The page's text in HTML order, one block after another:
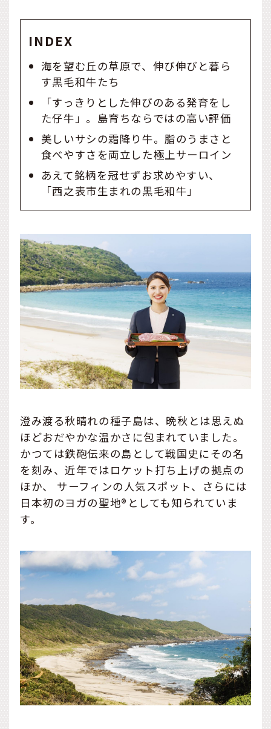
INDEX
海を望む丘の草原で、伸び伸びと暮ら
す黒毛和牛たち
「すっきりとした伸びのある発育をし
た仔牛」。島育ちならではの高い評価
美しいサシの霜降り牛。脂のうまさと
食べやすさを両立した極上サーロイン
あえて銘柄を冠せずお求めやすい、
「西之表市生まれの黒毛和牛」
澄み渡る秋晴れの種子島は、晩秋とは思えぬ
ほどおだやかな温かさに包まれていました。
かつては鉄砲伝来の島として戦国史にその名
を刻み、近年ではロケット打ち上げの拠点の
ほか、 サーフィンの人気スポット、さらには
日本初のヨガの聖地®としても知られていま
す。